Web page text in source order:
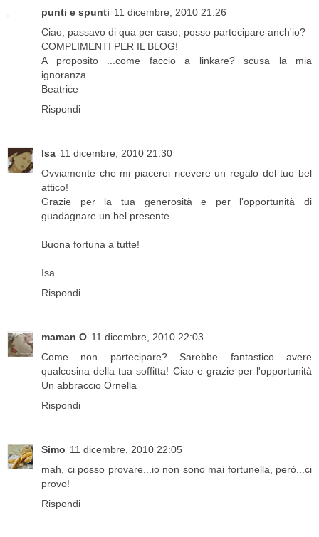
punti e spunti 11 dicembre, 2010 21:26
Ciao, passavo di qua per caso, posso partecipare anch'io?
COMPLIMENTI PER IL BLOG!
A proposito ...come faccio a linkare? scusa la mia
ignoranza...
Beatrice
Rispondi
Isa 11 dicembre, 2010 21:30
Ovviamente che mi piacerei ricevere un regalo del tuo bel
attico!
Grazie per la tua generosità e per l'opportunità di
guadagnare un bel presente.
Buona fortuna a tutte!
Isa
Rispondi
maman O 11 dicembre, 2010 22:03
Come non partecipare? Sarebbe fantastico avere
qualcosina della tua soffitta! Ciao e grazie per l'opportunità
Un abbraccio Ornella
Rispondi
Simo 11 dicembre, 2010 22:05
mah, ci posso provare...io non sono mai fortunella, però...ci
provo!
Rispondi